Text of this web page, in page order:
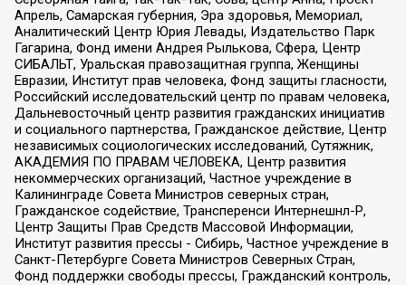
Апрель, Самарская губерния, Эра здоровья, Мемориал,
Аналитический Центр Юрия Левады, Издательство Парк
Гагарина, Фонд имени Андрея Рылькова, Сфера, Центр
СИБАЛЬТ, Уральская правозащитная группа, Женщины
Евразии, Институт прав человека, Фонд защиты гласности,
Российский исследовательский центр по правам человека,
Дальневосточный центр развития гражданских инициатив
и социального партнерства, Гражданское действие, Центр
независимых социологических исследований, Сутяжник,
АКАДЕМИЯ ПО ПРАВАМ ЧЕЛОВЕКА, Центр развития
некоммерческих организаций, Частное учреждение в
Калининграде Совета Министров северных стран,
Гражданское содействие, Трансперенси Интернешнл-Р,
Центр Защиты Прав Средств Массовой Информации,
Институт развития прессы - Сибирь, Частное учреждение в
Санкт-Петербурге Совета Министров Северных Стран,
Фонд поддержки свободы прессы, Гражданский контроль,